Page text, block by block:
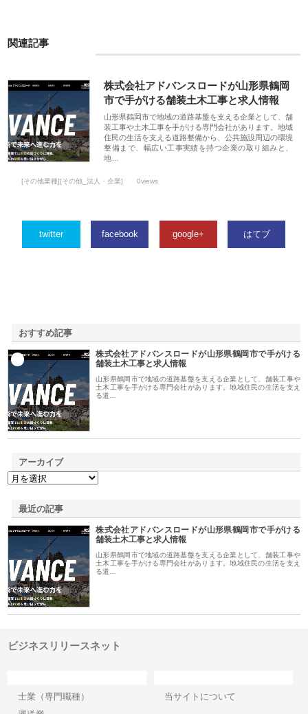
関連記事
株式会社アドバンスロードが山形県鶴岡
市で手がける舗装土木工事と求人情報
山形県鶴岡市で地域の道路基盤を支える企業として、舗
装工事や土木工事を手がける専門会社があります。地域
住民の生活を支える道路整備から、公共施設周辺の環境
整備まで、幅広い工事実績を持つ企業の取り組みと、
地…
[その他業種][その他_法人・企業] 0views
twitter facebook google+ はてブ
おすすめ記事
株式会社アドバンスロードが山形県鶴岡市で手がける
舗装土木工事と求人情報
山形県鶴岡市で地域の道路基盤を支える企業として、舗装工事や
土木工事を手がける専門会社があります。地域住民の生活を支え
る道…
アーカイブ
最近の記事
株式会社アドバンスロードが山形県鶴岡市で手がける
舗装土木工事と求人情報
山形県鶴岡市で地域の道路基盤を支える企業として、舗装工事や
土木工事を手がける専門会社があります。地域住民の生活を支え
る道…
ビジネスリリースネット
士業（専門職種）
当サイトについて